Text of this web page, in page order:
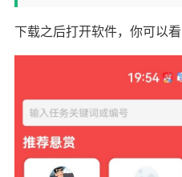
下载之后打开软件，你可以